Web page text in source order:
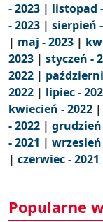
- 2023 | listopad
- 2023 | sierpień
| maj - 2023 |
2023 | styczeń -
2022 |
2022 | lipiec -
kwiecień - 2022 |
- 2022 | grudzień
- 2021 | wrzesień
| czerwiec - 2021
Popularne